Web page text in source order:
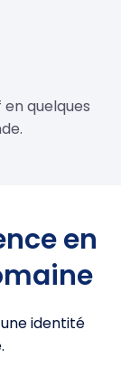
quelques
en
identité